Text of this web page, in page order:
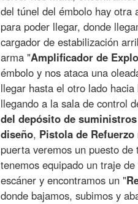
del túnel del émbolo hay otra
para poder llegar, donde
cargador de estabilización
arma "Amplificador de
émbolo y nos ataca una
llegar hasta el otro lado
llegando a la sala de control
del depósito de suministros
diseño, Pistola de Refuerzo
puerta veremos un puesto
tenemos equipado un traje
escáner y encontramos un "
donde bajamos, subimos y